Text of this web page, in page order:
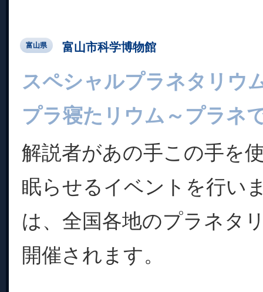
富山県 富山市科学博物館
スペシャルプラネタリウ
プラ寝たリウム～プラネ
解説者があの手この手を
眠らせるイベントを行い
は、全国各地のプラネタ
開催されます。